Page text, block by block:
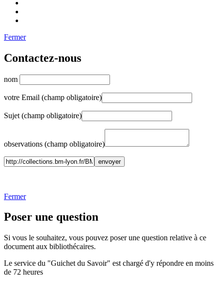
Fermer
Contactez-nous
nom
votre Email (champ obligatoire)
Sujet (champ obligatoire)
observations (champ obligatoire)
Fermer
Poser une question
Si vous le souhaitez, vous pouvez poser une question relative à ce
document aux bibliothécaires.
Le service du "Guichet du Savoir" est chargé d'y répondre en moins
de 72 heures